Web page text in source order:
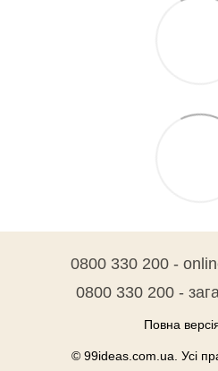
0800 330 200 -
0800 330 200 -
Повна
© 99ideas.com.ua. Усі